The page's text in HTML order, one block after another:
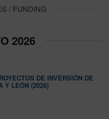
/ FUNDING
2026
DE INVERSIÓN DE
Y LEÓN (2026)